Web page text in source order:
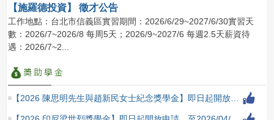
【施羅德投資】 徵才公告
工作地點：台北市信義區實習期間：2026/6/29~2027/6/30實習天
數：2026/7~2026/8 每周5天；2026/9~2027/6 每週2.5天薪資待
遇：2026/7~2...